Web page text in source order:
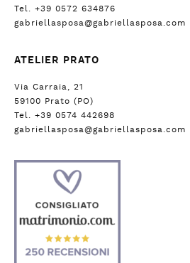
Tel. +39 0572 634876
gabriellasposa@gabriellasposa.com
ATELIER PRATO
Via Carraia, 21
59100 Prato (PO)
Tel. +39 0574 442698
gabriellasposa@gabriellasposa.com